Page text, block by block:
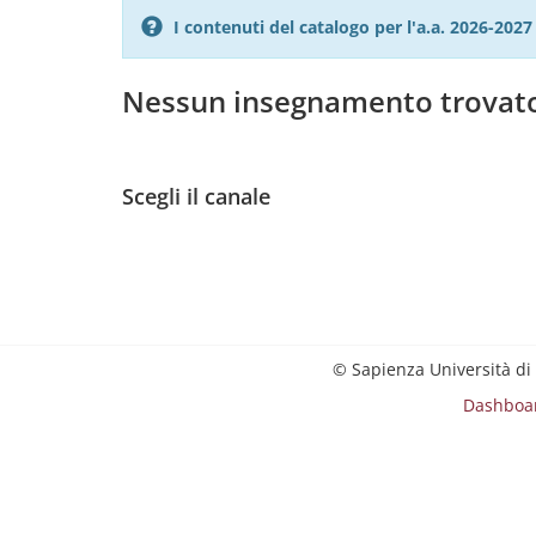
I contenuti del catalogo per l'a.a. 2026-
Nessun insegnamento
Scegli il canale
© Sapienza Università di